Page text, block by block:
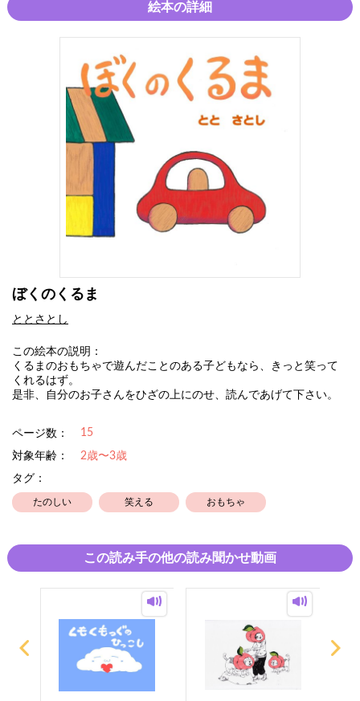
絵本の詳細
ぼくのくるま
ととさとし
この絵本の説明：
くるまのおもちゃで遊んだことのある子どもなら、きっと笑って
くれるはず。
是非、自分のお子さんをひざの上にのせ、読んであげて下さい。
ページ数： 15
対象年齢：
2歳〜3歳
タグ：
たのしい 笑える おもちゃ
この読み手の他の読み聞かせ動画